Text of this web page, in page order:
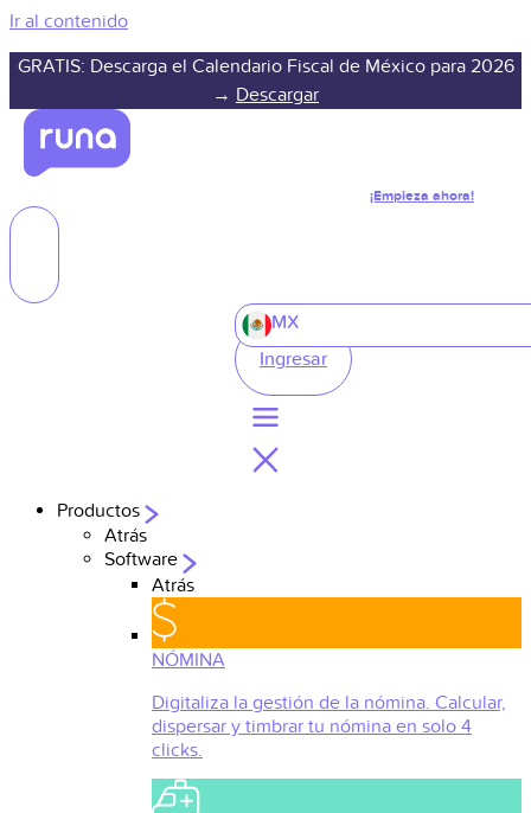
Ir al contenido
GRATIS: Descarga el Calendario Fiscal de México para 2026
→ Descargar
¡Empieza ahora!
MX
Ingresar
Productos
Atrás
Software
Atrás
NÓMINA
Digitaliza la gestión de la nómina. Calcular,
dispersar y timbrar tu nómina en solo 4
clicks.